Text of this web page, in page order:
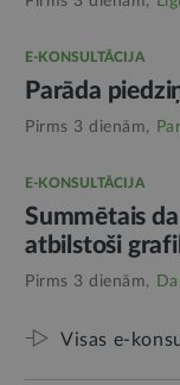
E-KONSULTĀCIJA
Parāda
Pirms 3 dienām,
E-KONSULTĀCIJA
Summētais
atbilstoši
Pirms 3 dienām,
Visas e-